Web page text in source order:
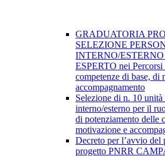
GRADUATORIA
SELEZIONE
INTERNO/ESTERNO
ESPERTO nei
competenze di base, di
accompagnamento
Selezione di n. 10 unità
interno/esterno per il
di potenziamento delle
motivazione e
Decreto per l’avvio del
progetto PNRR